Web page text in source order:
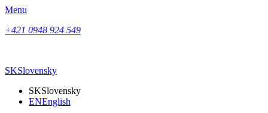
Menu
+421 0948 924 549
SKSlovensky
SKSlovensky
ENEnglish